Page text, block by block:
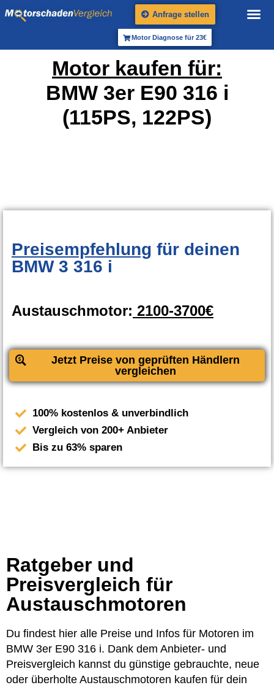
Anfrage stellen
Motor Diagnose für 23€
Motor kaufen für:
BMW 3er E90 316 i
(115PS, 122PS)
Preisempfehlung für deinen
BMW 3 316 i
Austauschmotor: 2100-3700€
Jetzt Preise von geprüften Händlern
vergleichen
100% kostenlos & unverbindlich
Vergleich von 200+ Anbieter
Bis zu 63% sparen
Ratgeber und
Preisvergleich für
Austauschmotoren
Du findest hier alle Preise und Infos für Motoren im
BMW 3er E90 316 i. Dank dem Anbieter- und
Preisvergleich kannst du günstige gebrauchte, neue
oder überholte Austauschmotoren kaufen für dein